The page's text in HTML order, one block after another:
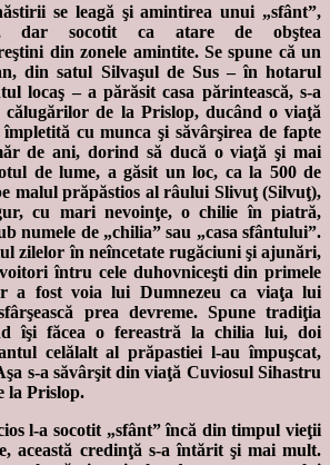
se leagă şi amintirea unui „sfânt”,
dar socotit ca atare de obştea
din zonele amintite. Se spune că un
din satul Silvaşul de Sus – în hotarul
locaş – a părăsit casa părintească, s-a
călugărilor de la Prislop, ducând o viaţă
împletită cu munca şi săvârşirea de fapte
de ani, dorind să ducă o viaţă şi mai
de lume, a găsit un loc, ca la 500 de
malul prăpăstios al râului Slivuţ (Silvuţ),
cu mari nevoinţe, o chilie în piatră,
numele de „chilia” sau „casa sfântului”.
zilelor în neîncetate rugăciuni şi ajunări,
întru cele duhovniceşti din primele
a fost voia lui Dumnezeu ca viaţa lui
prea devreme. Spune tradiţia
îşi făcea o fereastră la chilia lui, doi
celălalt al prăpastiei l-au împuşcat,
s-a săvârşit din viaţă Cuviosul Sihastru
la Prislop.
l-a socotit „sfânt” încă din timpul vieţii
această credinţă s-a întărit şi mai mult.